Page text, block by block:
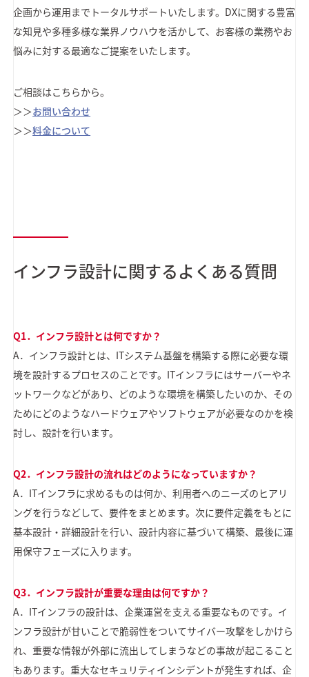
企画から運用までトータルサポートいたします。DXに関する豊富
な知見や多種多様な業界ノウハウを活かして、お客様の業務やお
悩みに対する最適なご提案をいたします。
ご相談はこちらから。
＞＞お問い合わせ
＞＞料金について
インフラ設計に関するよくある質問
Q1．インフラ設計とは何ですか？
A．インフラ設計とは、ITシステム基盤を構築する際に必要な環
境を設計するプロセスのことです。ITインフラにはサーバーやネ
ットワークなどがあり、どのような環境を構築したいのか、その
ためにどのようなハードウェアやソフトウェアが必要なのかを検
討し、設計を行います。
Q2．インフラ設計の流れはどのようになっていますか？
A．ITインフラに求めるものは何か、利用者へのニーズのヒアリ
ングを行うなどして、要件をまとめます。次に要件定義をもとに
基本設計・詳細設計を行い、設計内容に基づいて構築、最後に運
用保守フェーズに入ります。
Q3．インフラ設計が重要な理由は何ですか？
A．ITインフラの設計は、企業運営を支える重要なものです。イ
ンフラ設計が甘いことで脆弱性をついてサイバー攻撃をしかけら
れ、重要な情報が外部に流出してしまうなどの事故が起こること
もあります。重大なセキュリティインシデントが発生すれば、企